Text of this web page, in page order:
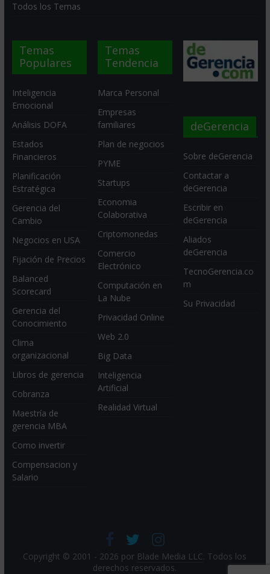
Todos los Temas
Temas
Populares
Inteligencia
Emocional
Análisis DOFA
Estados
Financieros
Planificación
Estratégica
Gerencia del
Cambio
Negocios en USA
Fijación de Precios
Balanced
Scorecard
Gerencia del
Conocimiento
Clima
organizacional
Libros de gerencia
Cobranza
Maestría de
gerencia MBA
Como invertir
Compensacion y
Salario
Temas
Tendencia
Marca Personal
Empresas
familiares
Plan de negocios
PYME
Startups
Economia
Colaborativa
Criptomonedas
Comercio
Electrónico
Computación en
La Nube
Privacidad Online
Web 2.0
Big Data
Inteligencia
Artificial
Realidad Virtual
deGerencia
Sobre deGerencia
Contactar a
deGerencia
Escribir en
deGerencia
Aliados
deGerencia
TecnoGerencia.co
m
Su Privacidad
Copyright © 2001 - 2026 por Blade Media LLC. Todos los
derechos reservados.